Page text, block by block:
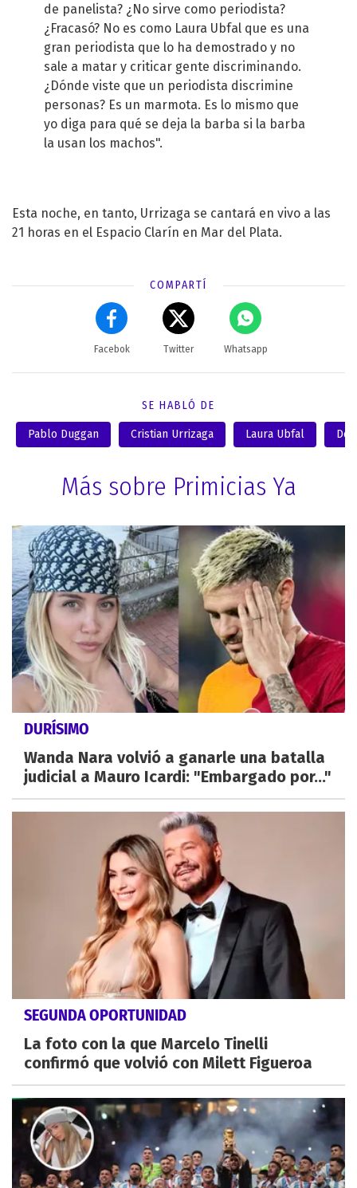
de panelista? ¿No sirve como periodista?
¿Fracasó? No es como Laura Ubfal que es una
gran periodista que lo ha demostrado y no
sale a matar y criticar gente discriminando.
¿Dónde viste que un periodista discrimine
personas? Es un marmota. Es lo mismo que
yo diga para qué se deja la barba si la barba
la usan los machos".
Esta noche, en tanto, Urrizaga se cantará en vivo a las
21 horas en el Espacio Clarín en Mar del Plata.
COMPARTÍ
Facebok Twitter Whatsapp
SE HABLÓ DE
Pablo Duggan Cristian Urrizaga Laura Ubfal
Más sobre Primicias Ya
DURÍSIMO
Wanda Nara volvió a ganarle una batalla
judicial a Mauro Icardi: "Embargado por..."
SEGUNDA OPORTUNIDAD
La foto con la que Marcelo Tinelli
confirmó que volvió con Milett Figueroa